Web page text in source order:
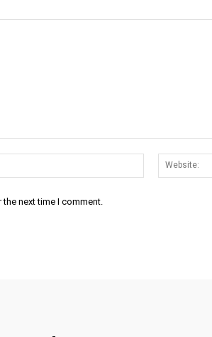
Email:*
next time I comment.